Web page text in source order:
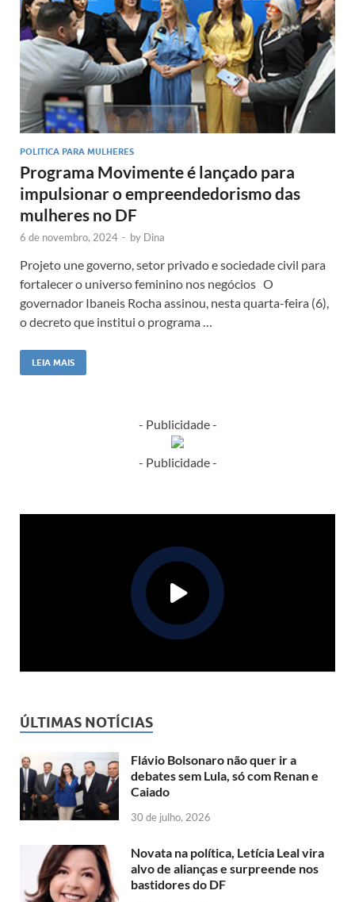
POLITICA PARA MULHERES
Programa Movimente é lançado para
impulsionar o empreendedorismo das
mulheres no DF
6 de novembro, 2024 - by Dina
Projeto une governo, setor privado e sociedade civil para
fortalecer o universo feminino nos negócios O
governador Ibaneis Rocha assinou, nesta quarta-feira (6),
o decreto que institui o programa …
LEIA MAIS
- Publicidade -
- Publicidade -
ÚLTIMAS NOTÍCIAS
Flávio Bolsonaro não quer ir a
debates sem Lula, só com Renan e
Caiado
30 de julho, 2026
Novata na política, Letícia Leal vira
alvo de alianças e surpreende nos
bastidores do DF